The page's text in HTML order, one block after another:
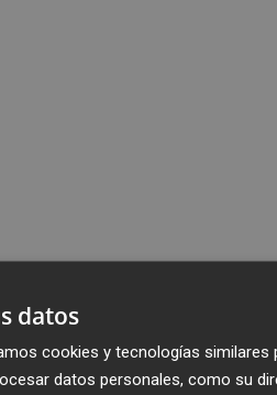
datos
cookies y tecnologías similares
datos personales, como su